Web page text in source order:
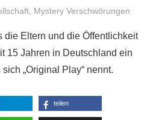
, Mystery Verschwörungen
die Eltern und die Öffentlichkeit
15 Jahren in Deutschland ein
„Original Play“ nennt.
teilen